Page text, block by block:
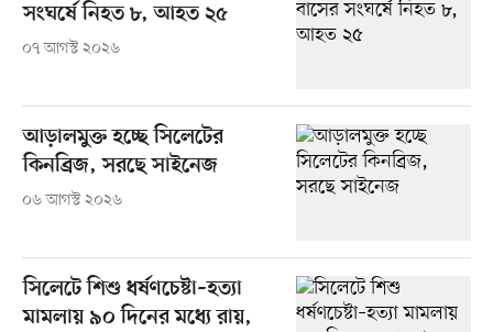
সংঘর্ষে নিহত ৮, আহত ২৫
০৭ আগস্ট ২০২৬
আড়ালমুক্ত হচ্ছে সিলেটের
কিনব্রিজ, সরছে সাইনেজ
০৬ আগস্ট ২০২৬
সিলেটে শিশু ধর্ষণচেষ্টা–হত্যা
মামলায় ৯০ দিনের মধ্যে রায়,